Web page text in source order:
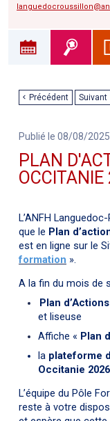
Précédent Suivant
Publié le 08/08/2025
PLAN
L’ANFH
que le Plan
est en ligne sur le
formation ».
A la fin du mois de
Plan
et liseuse
Affiche « Plan
la plateforme
Occitanie 2026
L’équipe du Pôle
reste à votre